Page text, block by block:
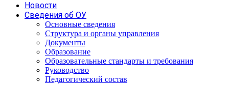
Новости
Сведения об ОУ
Основные сведения
Структура и органы управления
Документы
Образование
Образовательные стандарты и требования
Руководство
Педагогический состав